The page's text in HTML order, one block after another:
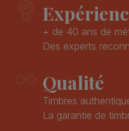
+ de 40 ans de
Des experts
Qualité
Timbres
La garantie de